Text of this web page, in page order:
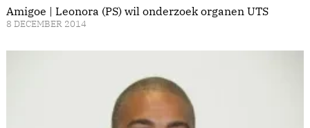
Amigoe | Leonora (PS) wil onderzoek organen UTS
8 DECEMBER 2014